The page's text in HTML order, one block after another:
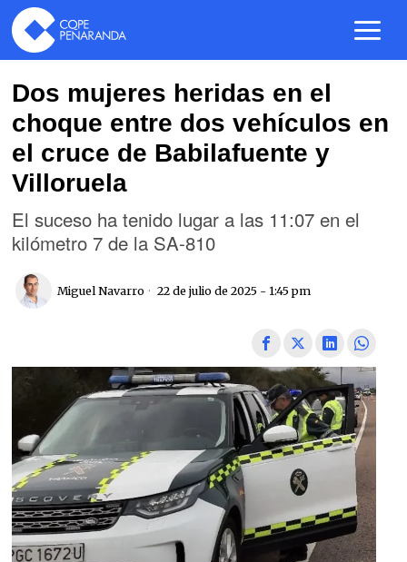
Dos mujeres heridas en el
choque entre dos vehículos en
el cruce de Babilafuente y
Villoruela
El suceso ha tenido lugar a las 11:07 en el
kilómetro 7 de la SA-810
Miguel Navarro 22 de julio de 2025 - 1:45 pm